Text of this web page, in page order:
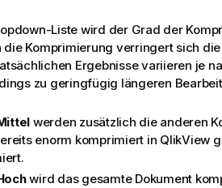
Liste wird der Grad der
die Komprimierung verringert sich
Ergebnisse variieren je
zu geringfügig längeren
werden zusätzlich die anderen
enorm komprimiert in QlikView
wird das gesamte Dokument